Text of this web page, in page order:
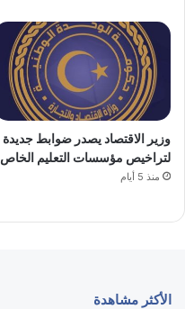
وزير الاقتصاد يصدر ضوابط جديدة
لتراخيص مؤسسات التعليم الخاص
منذ 5 أيام
الأكثر مشاهدة